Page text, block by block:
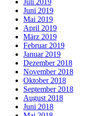
Juli 2019
Juni 2019
Mai 2019
April 2019
März 2019
Februar 2019
Januar 2019
Dezember 2018
November 2018
Oktober 2018
September 2018
August 2018
Juni 2018